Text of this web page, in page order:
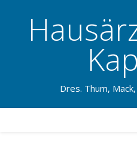
Dres. Thum,